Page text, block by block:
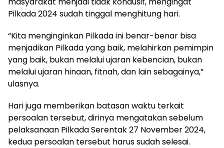
Pilkada 2024 sudah tinggal menghitung hari.
“Kita menginginkan Pilkada ini benar-benar bisa
menjadikan Pilkada yang baik, melahirkan pemimpin
yang baik, bukan melalui ujaran kebencian, bukan
melalui ujaran hinaan, fitnah, dan lain sebagainya,”
ulasnya.
Hari juga memberikan batasan waktu terkait
persoalan tersebut, dirinya mengatakan sebelum
pelaksanaan Pilkada Serentak 27 November 2024,
kedua persoalan tersebut harus sudah selesai.